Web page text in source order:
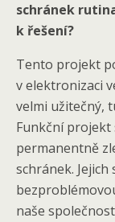
schránek
k řešení?
Tento projekt
v elektronizaci
velmi užitečný,
Funkční projekt
permanentně
schránek.
naše